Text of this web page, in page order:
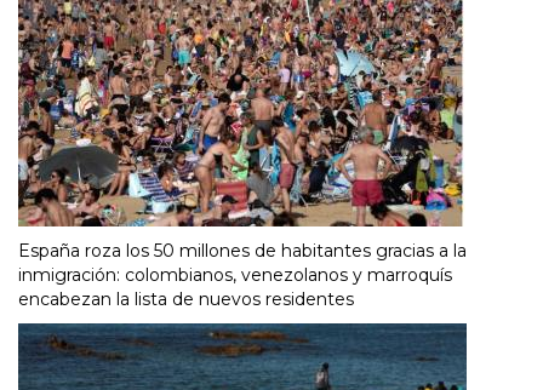
España roza los 50 millones de habitantes gracias a la
inmigración: colombianos, venezolanos y marroquís
encabezan la lista de nuevos residentes